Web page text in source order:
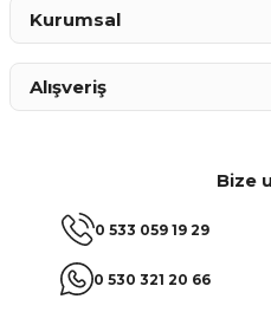
Bize
0 533 059 19 29
0 530 321 20 66
Kurumsal
Alışveriş